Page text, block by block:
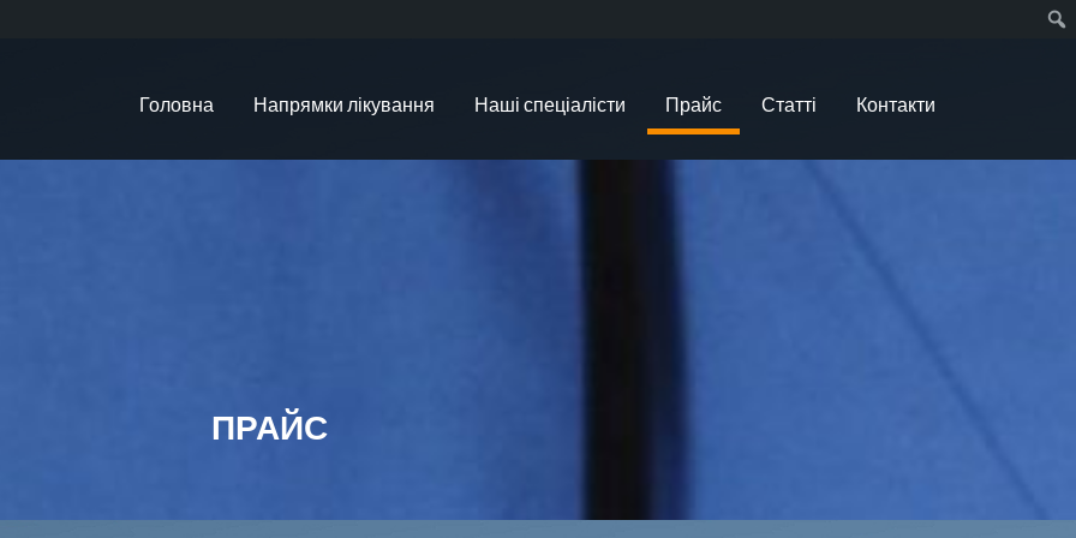
Головна Напрямки лікування Наші спеціалісти Прайс Статті Контакти
ПРАЙС